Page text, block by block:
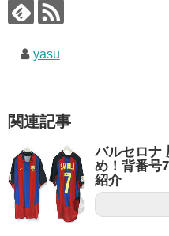
yasu
関連記事
バルセロナ
め！背番号
紹介